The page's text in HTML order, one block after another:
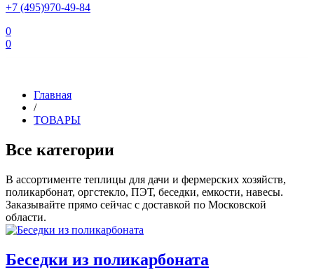
+7 (495)970-49-84
0
0
Главная
/
ТОВАРЫ
Все категории
В ассортименте теплицы для дачи и фермерских хозяйств,
поликарбонат, оргстекло, ПЭТ, беседки, емкости, навесы.
Заказывайте прямо сейчас с доставкой по Московской
области.
Беседки из поликарбоната